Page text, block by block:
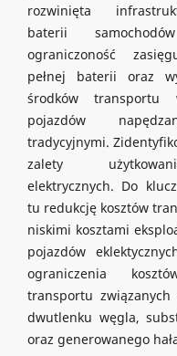
rozwinięta
baterii
ograniczoność
pełnej baterii oraz
środków
pojazdów
tradycyjnymi.
zalety
elektrycznych. Do
tu redukcję kosztów
niskimi kosztami
pojazdów
ograniczenia
transportu
dwutlenku węgla,
oraz generowanego